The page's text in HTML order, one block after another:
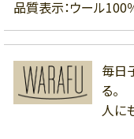
品質表示：ウール100
毎日
る。
人に